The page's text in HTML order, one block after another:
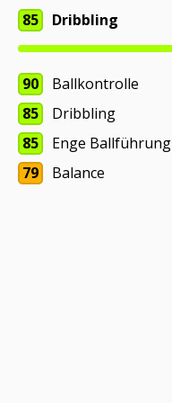
85 Dribbling
90
Ballkontrolle
85
Dribbling
85
Enge Ballführung
79
Balance